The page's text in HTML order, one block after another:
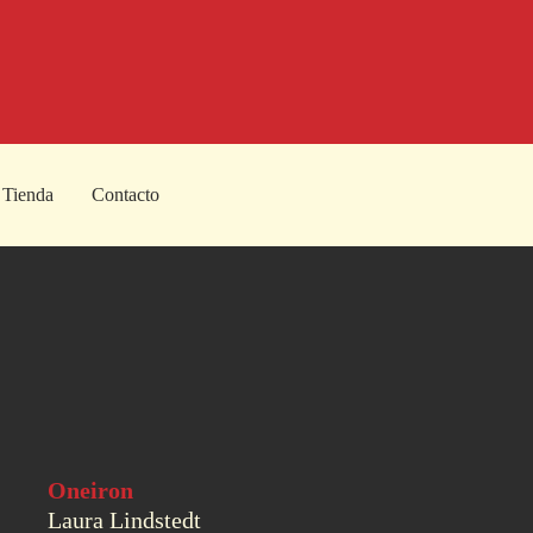
Tienda Contacto
Oneiron
Laura Lindstedt